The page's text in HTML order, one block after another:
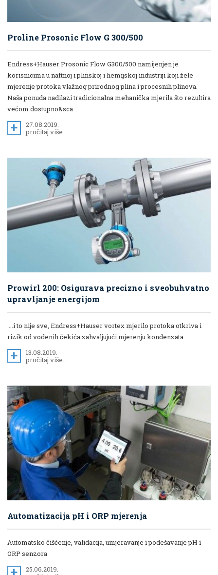
Proline Prosonic Flow G 300/500
Endress+Hauser Prosonic Flow G300/500 namijenjen je
korisnicima u naftnoj i plinskoj i hemijskoj industriji koji žele
mjerenje protoka vlažnog prirodnog plina i procesnih plinova.
Naša ponuda nadilazi tradicionalna mehanička mjerila što rezultira
većom dostupno&sca...
27.08.2019.
pročitaj više...
Prowirl 200: Osigurava precizno i sveobuhvatno
upravljanje energijom
...i to nije sve, Endress+Hauser vortex mjerilo protoka otkriva i
rizik od vodenih čekića zahvaljujući mjerenju kondenzata
13.08.2019.
pročitaj više...
Automatizacija pH i ORP mjerenja
Automatsko čišćenje, validacija, umjeravanje i podešavanje pH i
ORP senzora
25.06.2019.